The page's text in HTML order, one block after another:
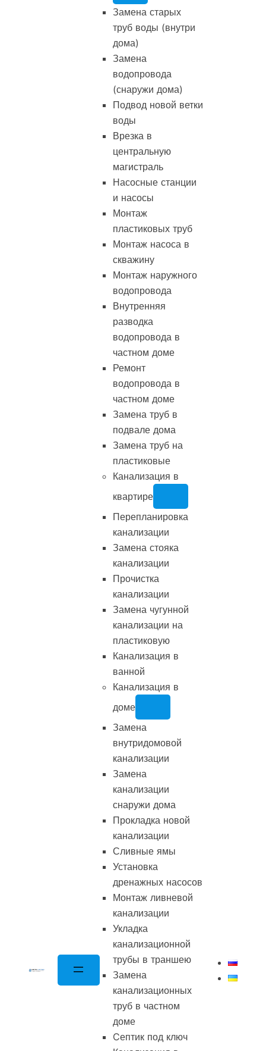
Замена старых
труб воды (внутри
дома)
Замена
водопровода
(снаружи дома)
Подвод новой ветки
воды
Врезка в
центральную
магистраль
Насосные станции
и насосы
Монтаж
пластиковых труб
Монтаж насоса в
скважину
Монтаж наружного
водопровода
Внутренняя
разводка
водопровода в
частном доме
Ремонт
водопровода в
частном доме
Замена труб в
подвале дома
Замена труб на
пластиковые
Канализация в
квартире
Перепланировка
канализации
Замена стояка
канализации
Прочистка
канализации
Замена чугунной
канализации на
пластиковую
Канализация в
ванной
Канализация в
доме
Замена
внутридомовой
канализации
Замена
канализации
снаружи дома
Прокладка новой
канализации
Сливные ямы
Установка
дренажных насосов
Монтаж ливневой
канализации
Укладка
канализационной
трубы в траншею
Замена
канализационных
труб в частном
доме
Cептик под ключ